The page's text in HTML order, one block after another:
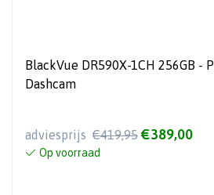
BlackVue DR590X-1CH 256GB -
Dashcam
adviesprijs €419,95 €389,00
Op voorraad